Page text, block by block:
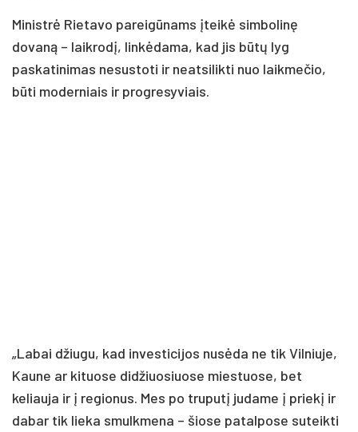
Ministrė Rietavo pareigūnams įteikė simbolinę
dovaną – laikrodį, linkėdama, kad jis būtų lyg
paskatinimas nesustoti ir neatsilikti nuo laikmečio,
būti moderniais ir progresyviais.
„Labai džiugu, kad investicijos nusėda ne tik Vilniuje,
Kaune ar kituose didžiuosiuose miestuose, bet
keliauja ir į regionus. Mes po truputį judame į priekį ir
dabar tik lieka smulkmena – šiose patalpose suteikti